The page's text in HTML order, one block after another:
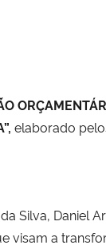
elaborado
Silva, Daniel
visam a